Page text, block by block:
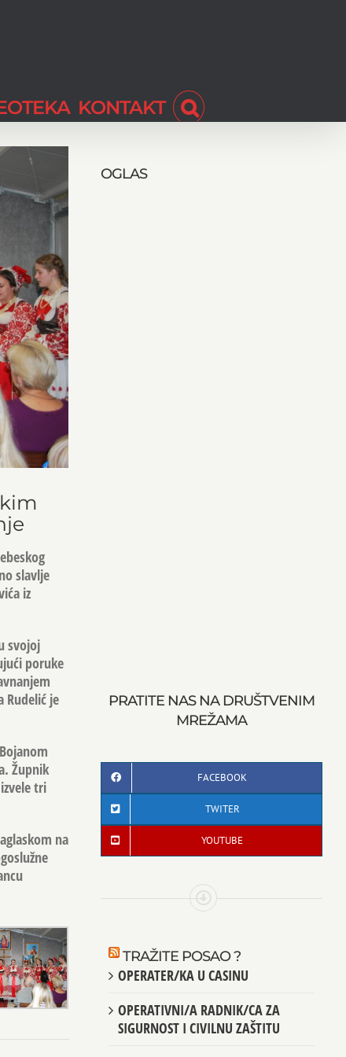
KONTAKT
slavlje
iz
svojoj
poruke
Rudelić je
Župnik
tri
na
OGLAS
PRATITE NAS NA DRUŠTVENIM
MREŽAMA
FACEBOOK
TWITER
YOUTUBE
TRAŽITE POSAO ?
OPERATER/KA U CASINU
OPERATIVNI/A RADNIK/CA ZA
SIGURNOST I CIVILNU ZAŠTITU